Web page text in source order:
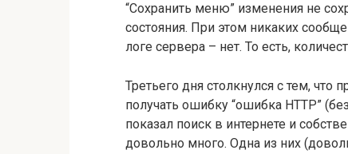
“Сохранить меню” изменения не
состояния. При этом никаких
логе сервера – нет. То есть,
Третьего дня столкнулся с тем, что
получать ошибку “ошибка HTTP”
показал поиск в интернете и
довольно много. Одна из них